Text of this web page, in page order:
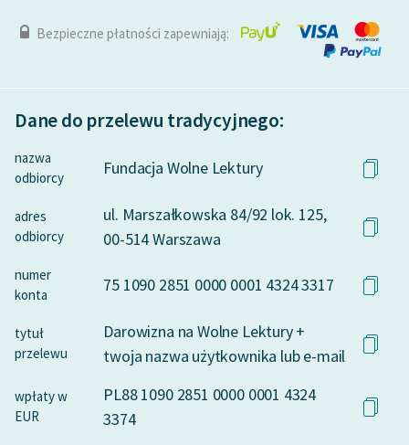
Bezpieczne płatności zapewniają:
Dane do przelewu tradycyjnego:
nazwa
odbiorcy
Fundacja Wolne Lektury
adres
odbiorcy
ul. Marszałkowska 84/92 lok. 125,
00-514 Warszawa
numer
konta
75 1090 2851 0000 0001 4324 3317
tytuł
przelewu
Darowizna na Wolne Lektury +
twoja nazwa użytkownika lub e-mail
wpłaty w
EUR
PL88 1090 2851 0000 0001 4324
3374